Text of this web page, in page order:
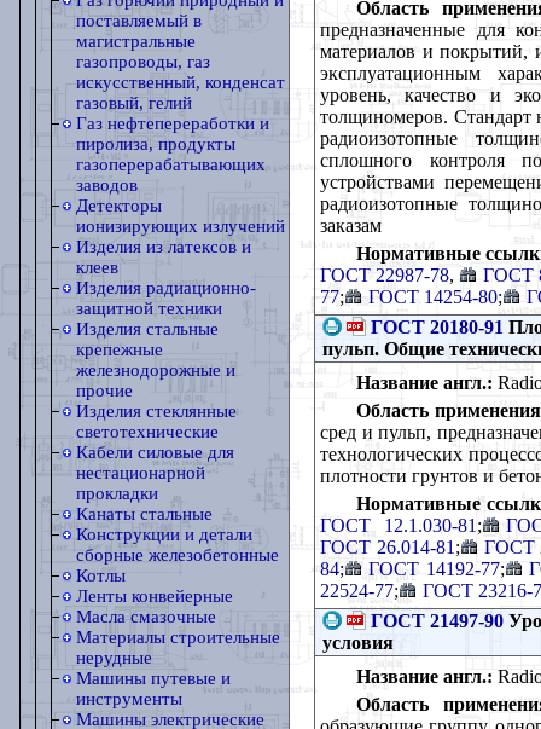
поставляемый в
магистральные
газопроводы, газ
искусственный, конденсат
газовый, гелий
Газ нефтепереработки и
пиролиза, продукты
газоперерабатывающих
заводов
Детекторы
ионизирующих излучений
Изделия из латексов и
клеев
Изделия радиационно-
защитной техники
Изделия стальные
крепежные
железнодорожные и
прочие
Изделия стеклянные
светотехнические
Кабели силовые для
нестационарной
прокладки
Канаты стальные
Конструкции и детали
сборные железобетонные
Котлы
Ленты конвейерные
Масла смазочные
Материалы строительные
нерудные
Машины путевые и
инструменты
Машины электрические
Область
предназначенные для
материалов и покрытий,
эксплуатационным
уровень, качество и
толщиномеров. Стандарт
радиоизотопные
сплошного контроля
устройствами
радиоизотопные
заказам
Нормативные
ГОСТ 22987-78,
ГОСТ
77; ГОСТ 14254-80;
ГОСТ 20180-91
пульп. Общие
Название англ.:
Область
сред и пульп,
технологических
плотности грунтов и
Нормативные
ГОСТ 12.1.030-81 ;
ГОСТ 26.014-81 ;
ГОСТ
84; ГОСТ 14192-77;
22524-77;
ГОСТ 23216-
ГОСТ 21497-90
условия
Название англ.:
Область